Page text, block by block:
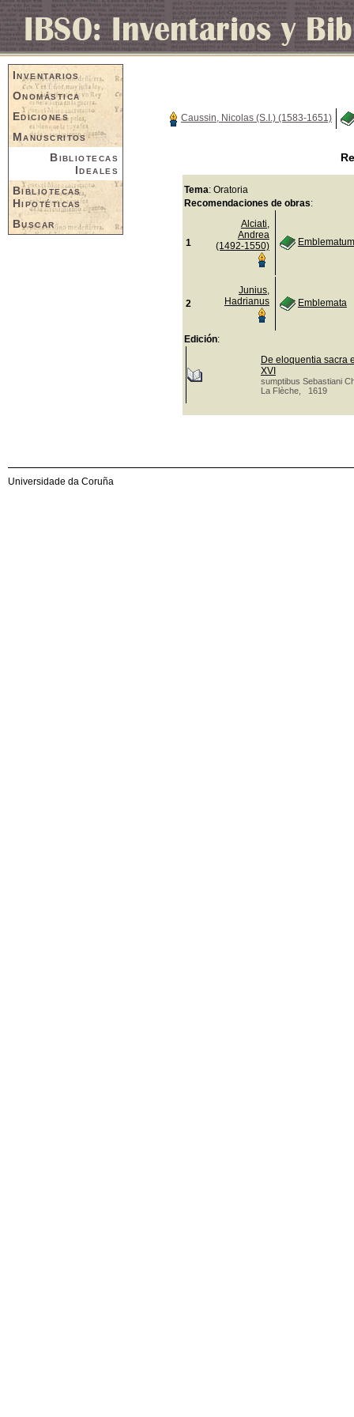
Inventarios
Onomástica
Ediciones
Manuscritos
Bibliotecas
Ideales
Bibliotecas
Hipotéticas
Buscar
Caussin, Nicolas (S.I.) (1583-1651)
Tema: Oratoria
Recomendaciones de obras:
1
Alciati,
Andrea
(1492-1550)
2
Junius,
Hadrianus
Emblemata
Edición:
De eloquentia sacra
XVI
sumptibus Sebastiani
La Flèche, 1619
Universidade da Coruña